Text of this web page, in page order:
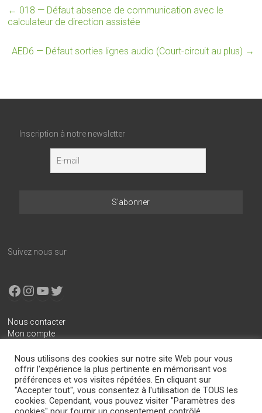
← 018 — Défaut absence de communication avec le
calculateur de direction assistée
AED6 — Défaut sorties lignes audio (Court-circuit au plus) →
Inscription à notre newsletter
Suivez nous sur
Facebook
Instagram
YouTube
X
Nous contacter
Mon compte
Conditions générales de vente
Mentions légales
Politique de confidentialité
Nous utilisons des cookies sur notre site Web pour vous
offrir l'expérience la plus pertinente en mémorisant vos
préférences et vos visites répétées. En cliquant sur
"Accepter tout", vous consentez à l'utilisation de TOUS les
cookies. Cependant, vous pouvez visiter "Paramètres des